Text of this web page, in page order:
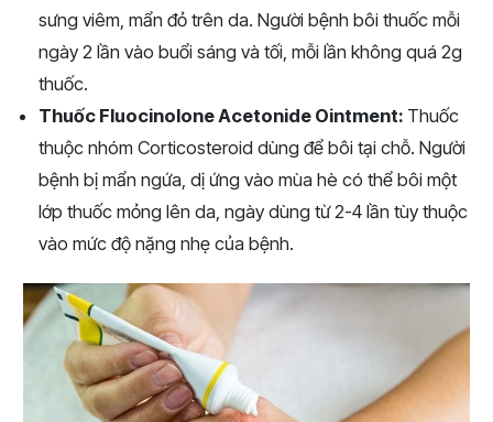
sưng viêm, mẩn đỏ trên da. Người bệnh bôi thuốc mỗi
ngày 2 lần vào buổi sáng và tối, mỗi lần không quá 2g
thuốc.
Thuốc Fluocinolone Acetonide Ointment: Thuốc
thuộc nhóm Corticosteroid dùng để bôi tại chỗ. Người
bệnh bị mẩn ngứa, dị ứng vào mùa hè có thể bôi một
lớp thuốc mỏng lên da, ngày dùng từ 2-4 lần tùy thuộc
vào mức độ nặng nhẹ của bệnh.